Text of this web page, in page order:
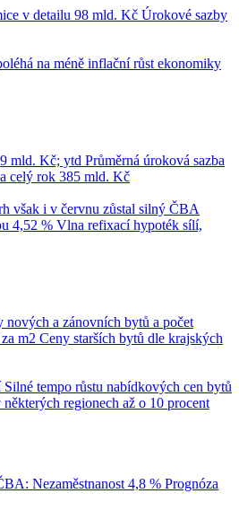
v detailu 98 mld. Kč Úrokové sazby
na méně inflační růst ekonomiky
mld. Kč; ytd Průměrná úroková sazba
celý rok 385 mld. Kč
však i v červnu zůstal silný ČBA
4,52 % Vlna refixací hypoték sílí,
nových a zánovních bytů a počet
m2 Ceny starších bytů dle krajských
Silné tempo růstu nabídkových cen bytů
regionech až o 10 procent
Nezaměstnanost 4,8 % Prognóza